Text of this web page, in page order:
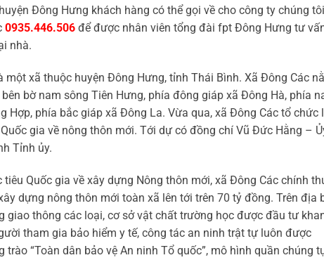
Đông Hưng khách hàng có thể gọi về cho công ty chúng tôi
0935.446.506 để được nhân viên tổng đài fpt Đông Hưng tư
nhà.
một xã thuộc huyện Đông Hưng, tỉnh Thái Bình. Xã Đông Các
bờ nam sông Tiên Hưng, phía đông giáp xã Đông Hà, phía
phía bắc giáp xã Đông La. Vừa qua, xã Đông Các tổ chức
gia về nông thôn mới. Tới dự có đồng chí Vũ Đức Hằng –
Tỉnh ủy.
Quốc gia về xây dựng Nông thôn mới, xã Đông Các chính
dựng nông thôn mới toàn xã lên tới trên 70 tỷ đồng. Trên địa
giao thông các loại, cơ sở vật chất trường học được đầu tư
tham gia bảo hiểm y tế, công tác an ninh trật tự luôn được
“Toàn dân bảo vệ An ninh Tổ quốc”, mô hình quần chúng